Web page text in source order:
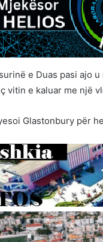
e Duas pasi ajo
vitin e kaluar me një
Glastonbury për